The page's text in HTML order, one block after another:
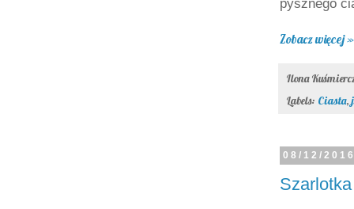
pysznego
Zobacz więcej »
Ilona
Labels: Ciasta,
08/12/